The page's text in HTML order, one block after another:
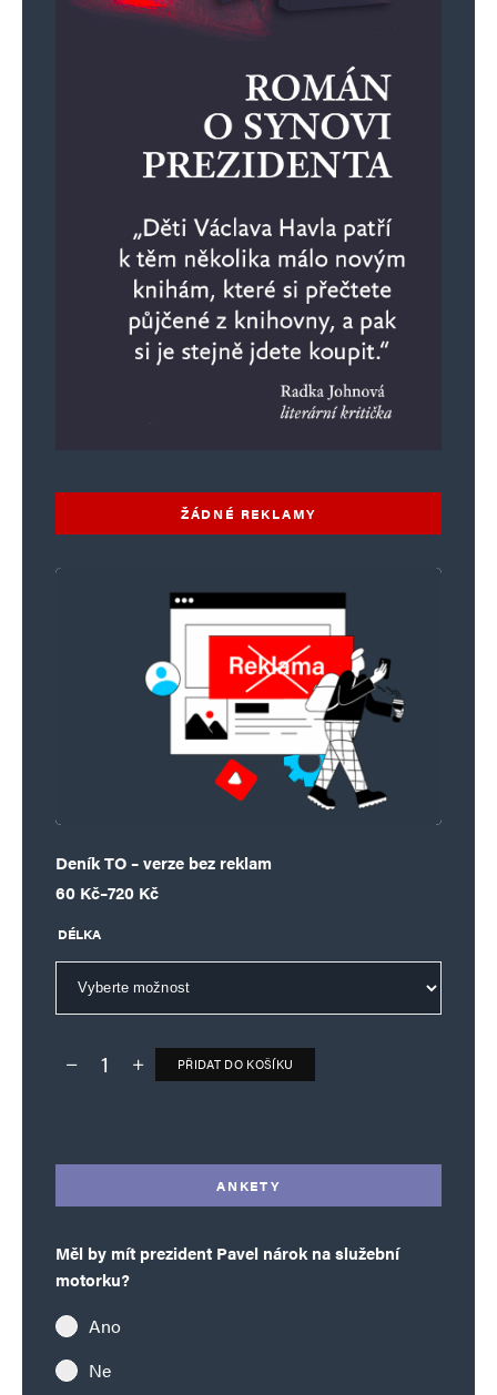
ŽÁDNÉ REKLAMY
Deník TO – verze bez reklam
60 Kč–720 Kč
Rozpětí cen: 60 Kč až 720 Kč
DÉLKA
Deník TO – verze bez reklam množství
PŘIDAT DO KOŠÍKU
ANKETY
Měl by mít prezident Pavel nárok na služební
motorku?
Ano
Ne